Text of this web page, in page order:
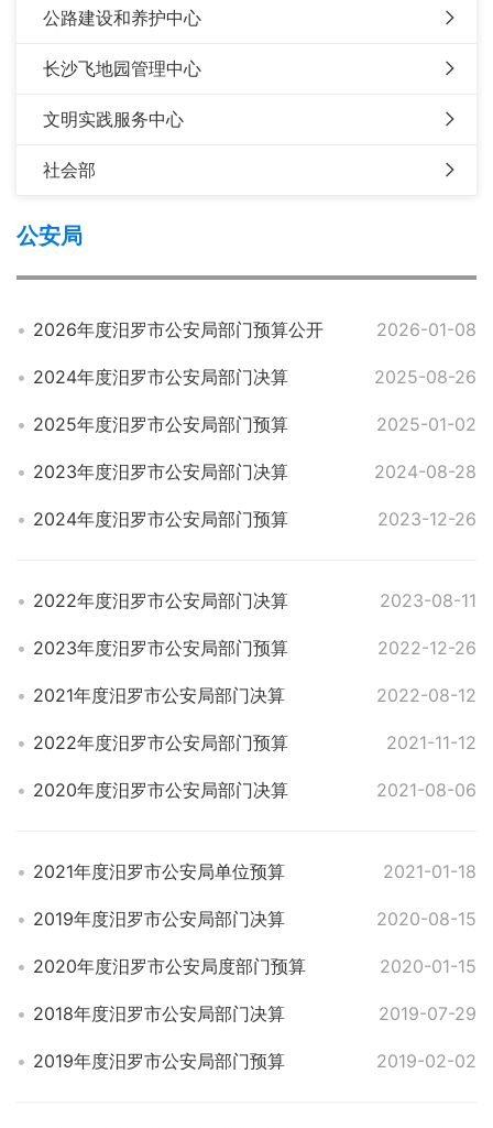
公路建设和养护中心
长沙飞地园管理中心
文明实践服务中心
社会部
公安局
2026年度汨罗市公安局部门预算公开 2026-01-08
2024年度汨罗市公安局部门决算 2025-08-26
2025年度汨罗市公安局部门预算 2025-01-02
2023年度汨罗市公安局部门决算 2024-08-28
2024年度汨罗市公安局部门预算 2023-12-26
2022年度汨罗市公安局部门决算 2023-08-11
2023年度汨罗市公安局部门预算 2022-12-26
2021年度汨罗市公安局部门决算 2022-08-12
2022年度汨罗市公安局部门预算 2021-11-12
2020年度汨罗市公安局部门决算 2021-08-06
2021年度汨罗市公安局单位预算 2021-01-18
2019年度汨罗市公安局部门决算 2020-08-15
2020年度汨罗市公安局度部门预算 2020-01-15
2018年度汨罗市公安局部门决算 2019-07-29
2019年度汨罗市公安局部门预算 2019-02-02